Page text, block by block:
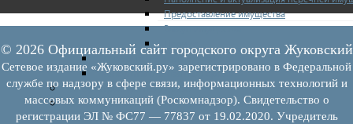
Предоставление имущества
Выкуп имущества
Информационная поддержка
Консультационная поддержка
Инфраструктура поддержки
Совет по развитию и поддержке малого и среднего
предпринимательства
© 2026 Официальный сайт городского округа Жуковский
Сетевое издание «Жуковский.ру» зарегистрировано в Федеральной
службе по надзору в сфере связи, информационных технологий и
массовых коммуникаций (Роскомнадзор). Свидетельство о
регистрации ЭЛ № ФС77 — 77837 от 19.02.2020. Учредитель